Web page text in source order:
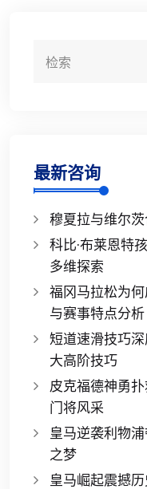
最新咨询
穆夏拉与维尔
科比·布莱恩特
多维探索
福冈马拉松为
与赛事特点分析
短道速滑技巧
大高阶技巧
皮克福德神勇
门将风采
皇马逆袭利物
之梦
皇马崛起震撼